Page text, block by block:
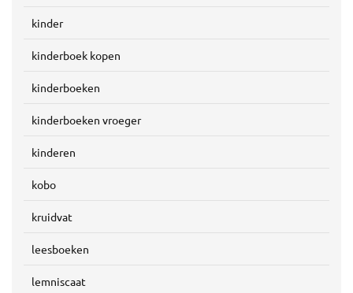
kinder
kinderboek kopen
kinderboeken
kinderboeken vroeger
kinderen
kobo
kruidvat
leesboeken
lemniscaat